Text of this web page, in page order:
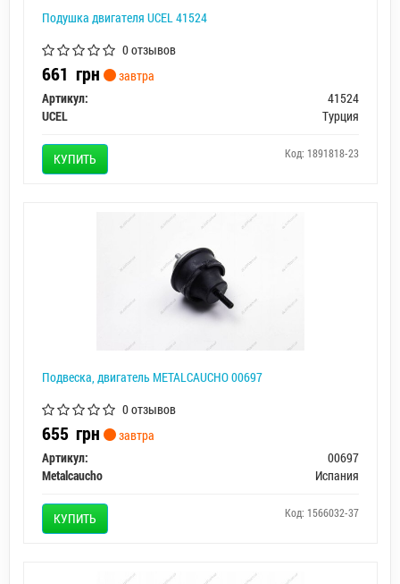
Подушка двигателя UCEL 41524
0 отзывов
661 грн
завтра
Артикул:
41524
UCEL
Турция
КУПИТЬ Код: 1891818-23
Подвеска, двигатель METALCAUCHO 00697
0 отзывов
655 грн
завтра
Артикул:
00697
Metalcaucho
Испания
КУПИТЬ Код: 1566032-37